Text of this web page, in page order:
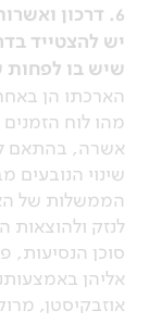
6. דרכון ואשרות כניסה
יש להצטייד
שיש בו לפחות
הארכתו הן
מהו לוח
אשרה, בהתאם
שינוי הנובעים
הממשלות של
לנזק
סוכן הנסיעות,
אליהן
אוזבקיסטן,